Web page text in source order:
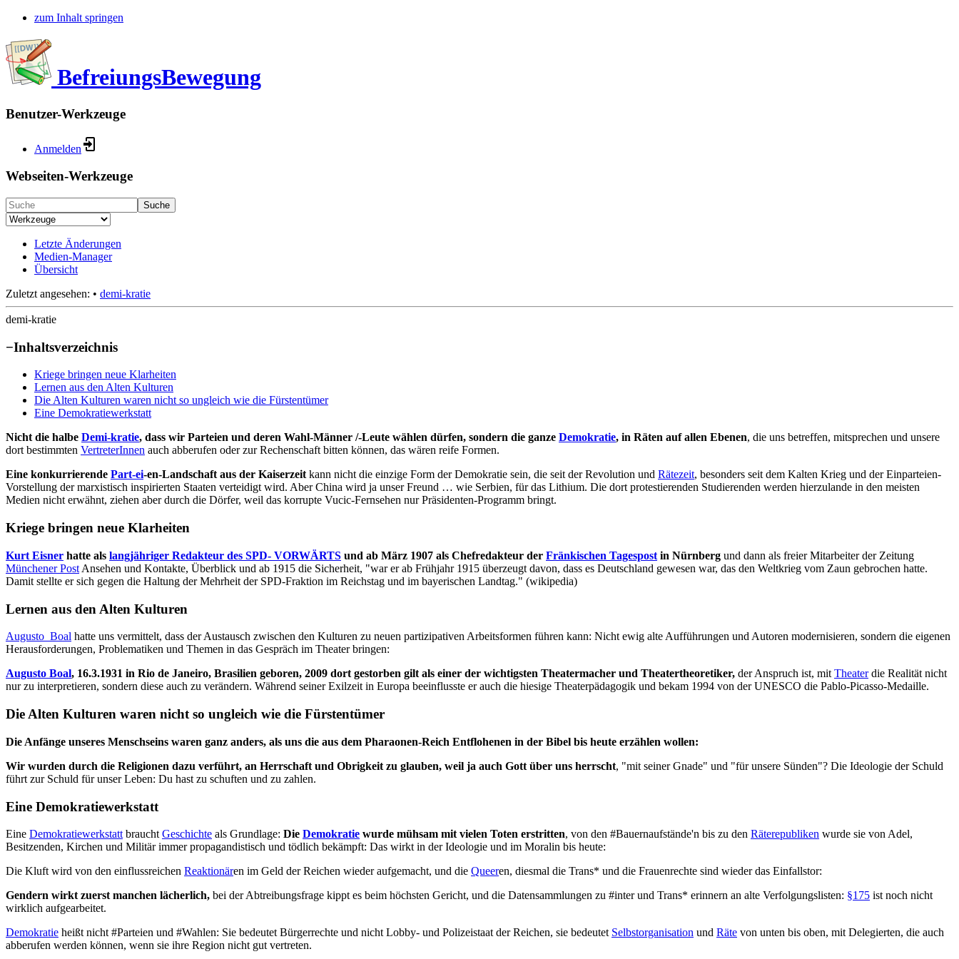
zum Inhalt springen
BefreiungsBewegung
Benutzer-Werkzeuge
Anmelden
Webseiten-Werkzeuge
Suche
Letzte Änderungen
Medien-Manager
Übersicht
Zuletzt angesehen: • demi-kratie
demi-kratie
−Inhaltsverzeichnis
Kriege bringen neue Klarheiten
Lernen aus den Alten Kulturen
Die Alten Kulturen waren nicht so ungleich wie die Fürstentümer
Eine Demokratiewerkstatt
Nicht die halbe Demi-kratie, dass wir Parteien und deren Wahl-Männer /-Leute wählen dürfen, sondern die ganze Demokratie, in Räten auf allen Ebenen, die uns betreffen, mitsprechen und unsere
dort bestimmten VertreterInnen auch abberufen oder zur Rechenschaft bitten können, das wären reife Formen.
Eine konkurrierende Part-ei-en-Landschaft aus der Kaiserzeitkann nicht die einzige Form der Demokratie sein, die seit der Revolution und Rätezeit, besonders seit dem Kalten Krieg und der Einparteien-
Vorstellung der marxistisch inspirierten Staaten verteidigt wird. Aber China wird ja unser Freund … wie Serbien, für das Lithium. Die dort protestierenden Studierenden werden hierzulande in den meisten
Medien nicht erwähnt, ziehen aber durch die Dörfer, weil das korrupte Vucic-Fernsehen nur Präsidenten-Programm bringt.
Kriege bringen neue Klarheiten
Kurt Eisner hatte als langjähriger Redakteur des SPD- VORWÄRTS und ab März 1907 als Chefredakteur der Fränkischen Tagespost in Nürnberg und dann als freier Mitarbeiter der Zeitung
Münchener Post Ansehen und Kontakte, Überblick und ab 1915 die Sicherheit, "war er ab Frühjahr 1915 überzeugt davon, dass es Deutschland gewesen war, das den Weltkrieg vom Zaun gebrochen hatte.
Damit stellte er sich gegen die Haltung der Mehrheit der SPD-Fraktion im Reichstag und im bayerischen Landtag." (wikipedia)
Lernen aus den Alten Kulturen
Augusto_Boal hatte uns vermittelt, dass der Austausch zwischen den Kulturen zu neuen partizipativen Arbeitsformen führen kann: Nicht ewig alte Aufführungen und Autoren modernisieren, sondern die eigenen
Herausforderungen, Problematiken und Themen in das Gespräch im Theater bringen:
Augusto Boal, 16.3.1931 in Rio de Janeiro, Brasilien geboren, 2009 dort gestorben gilt als einer der wichtigsten Theatermacher und Theatertheoretiker, der Anspruch ist, mit Theaterdie Realität nicht
nur zu interpretieren, sondern diese auch zu verändern. Während seiner Exilzeit in Europa beeinflusste er auch die hiesige Theaterpädagogik und bekam 1994 von der UNESCO die Pablo-Picasso-Medaille.
Die Alten Kulturen waren nicht so ungleich wie die Fürstentümer
Die Anfänge unseres Menschseins waren ganz anders, als uns die aus dem Pharaonen-Reich Entflohenen in der Bibel bis heute erzählen wollen:
Wir wurden durch die Religionen dazu verführt, an Herrschaft und Obrigkeit zu glauben, weil ja auch Gott über uns herrscht, "mit seiner Gnade" und "für unsere Sünden"? Die Ideologie der Schuld
führt zur Schuld für unser Leben: Du hast zu schuften und zu zahlen.
Eine Demokratiewerkstatt
Eine Demokratiewerkstatt braucht Geschichte als Grundlage: Die Demokratie wurde mühsam mit vielen Toten erstritten, von den #Bauernaufstände'n bis zu den Räterepubliken wurde sie von Adel,
Besitzenden, Kirchen und Militär immer propagandistisch und tödlich bekämpft: Das wirkt in der Ideologie und im Moralin bis heute:
Die Kluft wird von den einflussreichen Reaktionären im Geld der Reichen wieder aufgemacht, und die Queeren, diesmal die Trans* und die Frauenrechte sind wieder das Einfallstor:
Gendern wirkt zuerst manchen lächerlich, bei der Abtreibungsfrage kippt es beim höchsten Gericht, und die Datensammlungen zu #inter und Trans* erinnern an alte Verfolgungslisten: §175 ist noch nicht
wirklich aufgearbeitet.
Demokratie heißt nicht #Parteien und #Wahlen: Sie bedeutet Bürgerrechte und nicht Lobby- und Polizeistaat der Reichen, sie bedeutet Selbstorganisation und Räte von unten bis oben, mit Delegierten, die auch
abberufen werden können, wenn sie ihre Region nicht gut vertreten.